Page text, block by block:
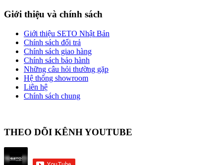
Giới thiệu và chính sách
Giới thiệu SETO Nhật Bản
Chính sách đổi trả
Chính sách giao hàng
Chính sách bảo hành
Những câu hỏi thường gặp
Hệ thống showroom
Liên hệ
Chính sách chung
THEO DÕI KÊNH YOUTUBE